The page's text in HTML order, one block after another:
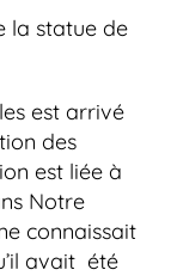
la statue de
est arrivé
des
est liée à
Notre
connaissait
avait été